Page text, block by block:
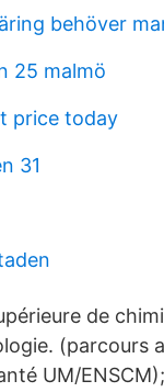
behöver
25 malmö
price today
31
de
(parcours
UM/